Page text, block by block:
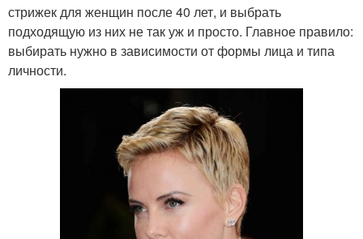
стрижек для женщин после 40 лет, и выбрать
подходящую из них не так уж и просто. Главное правило:
выбирать нужно в зависимости от формы лица и типа
личности.